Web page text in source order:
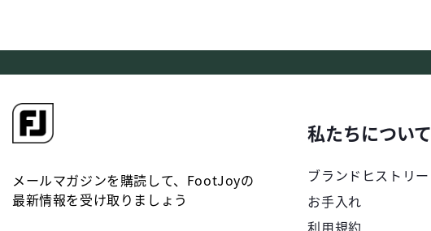
メールマガジンを購読して、FootJoyの
最新情報を受け取りましょう
私たちについて
ブランドヒストリー
お手入れ
利用規約